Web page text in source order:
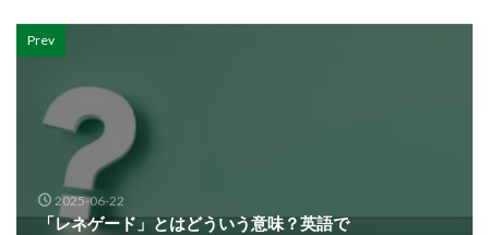
Prev
2025-06-22
「レネゲード」とはどういう意味？英語で